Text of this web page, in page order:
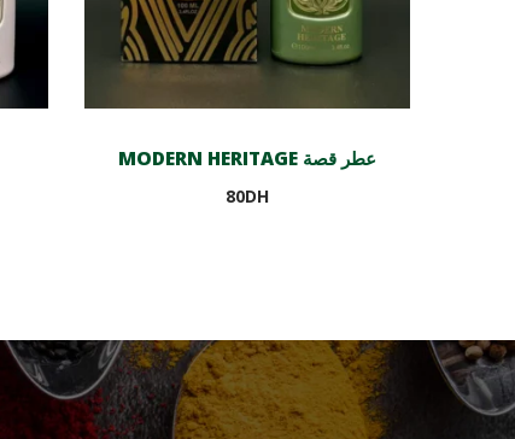
MODERN HERITAGE عطر قصة
80DH